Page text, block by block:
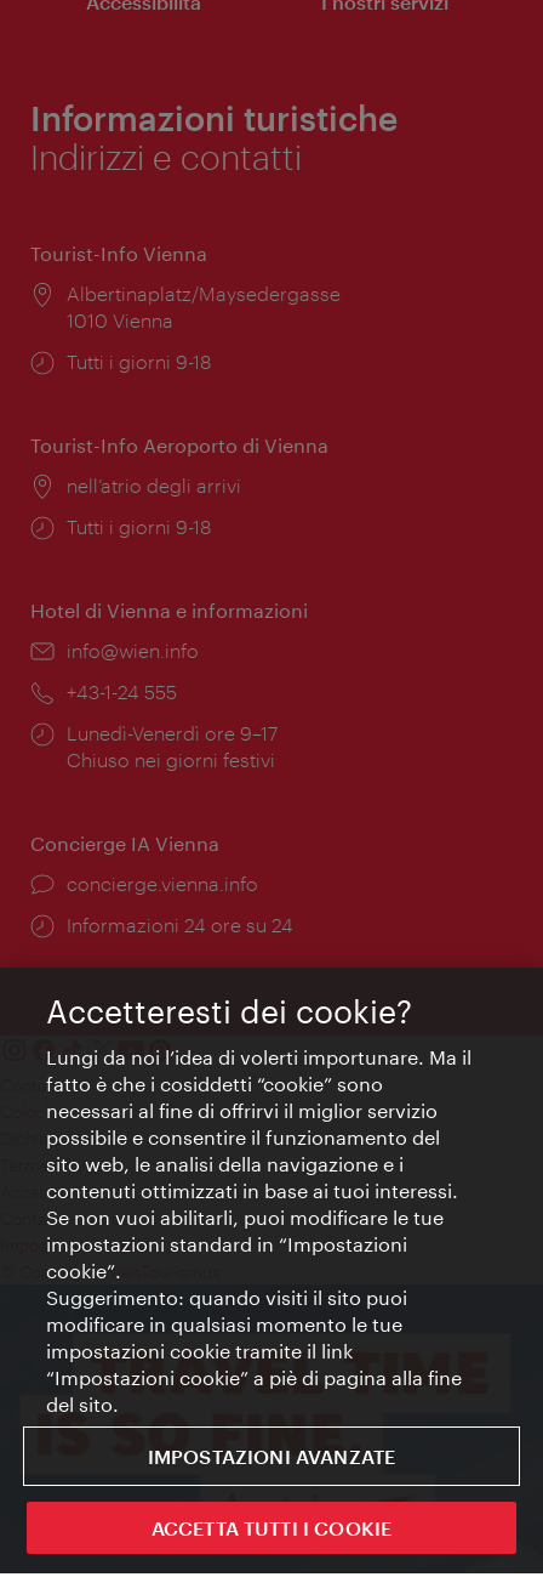
Informazioni turistiche
Indirizzi e contatti
Tourist-Info Vienna
Posizione:
Albertinaplatz/Maysedergasse
1010 Vienna
Orari
Tutti i giorni 9-18
Tourist-Info Aeroporto di Vienna
Posizione:
nell’atrio degli arrivi
Orari
Tutti i giorni 9-18
Hotel di Vienna e informazioni
Email:
info@wien.info
Telefono:
+43-1-24 555
Orari
di
Lunedì-Venerdì ore 9–17
Chiuso nei giorni festivi
Concierge IA Vienna
Ort:
concierge.vienna.info
Öffnungszeiten:
Informazioni 24 ore su 24
Contatti
Colophon
Dichiarazione sulla protezione dei dati
Terms of Use
Accessibilità
Contatto stampa
Impostazioni cookie
© Copyright WienTourismus
Accetteresti dei cookie?
Lungi da noi l’idea di volerti importunare. Ma il
fatto è che i cosiddetti “cookie” sono
necessari al fine di offrirvi il miglior servizio
possibile e consentire il funzionamento del
sito web, le analisi della navigazione e i
contenuti ottimizzati in base ai tuoi interessi.
Se non vuoi abilitarli, puoi modificare le tue
impostazioni standard in “Impostazioni
cookie”.
Suggerimento: quando visiti il sito puoi
modificare in qualsiasi momento le tue
impostazioni cookie tramite il link
“Impostazioni cookie” a piè di pagina alla fine
del sito.
IMPOSTAZIONI AVANZATE
ACCETTA TUTTI I COOKIE